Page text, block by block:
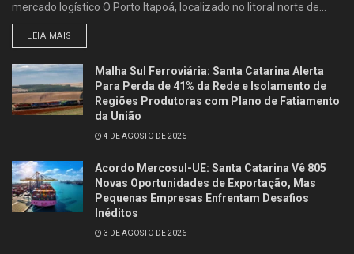
mercado logístico O Porto Itapoá, localizado no litoral norte de...
LEIA MAIS
Malha Sul Ferroviária: Santa Catarina Alerta
Para Perda de 41% da Rede e Isolamento de
Regiões Produtoras com Plano de Fatiamento
da União
4 DE AGOSTO DE 2026
Acordo Mercosul-UE: Santa Catarina Vê 805
Novas Oportunidades de Exportação, Mas
Pequenas Empresas Enfrentam Desafios
Inéditos
3 DE AGOSTO DE 2026